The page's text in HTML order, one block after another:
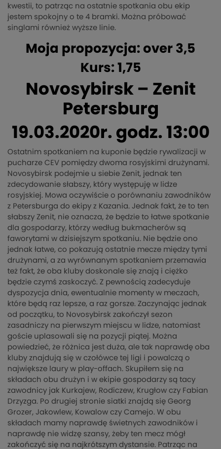
kwestii, to patrząc na ostatnie spotkania obu ekip
jestem spokojny o te 4 bramki. Można próbować
singlami również wyższe linie.
Moja propozycja: over 3,5
Kurs: 1,75
Novosybirsk – Zenit
Petersburg
19.03.2020r. godz. 13:00
Ostatnim spotkaniem na kuponie będzie rywalizacji w
pucharze CEV pomiędzy dwoma rosyjskimi drużynami.
Novosybirsk podejmie u siebie Zenit, jednak ten
zdecydowanie słabszy, który występuję w lidze
rosyjskiej. Mowa oczywiście o porównaniu zawodników
z Petersburga do ekipy z Kazania. Jednak fakt, że to ten
słabszy Zenit, nie oznacza, że będzie to łatwe spotkanie
dla gospodarzy, którzy według bukmacherów są
faworytami w dzisiejszym spotkaniu. Nie będzie ono
jednak łatwe, co pokazują ostatnie mecze między tymi
drużynami, a za wyrównanym spotkaniem przemawia
też fakt, że oba kluby doskonale się znają i ciężko
będzie czymś zaskoczyć. Z pewnością zadecyduje
dyspozycja dnia, ewentualnie momenty w meczach,
które będą raz lepsze, a raz gorsze. Zaczynając jednak
od początku, to Novosybirsk zakończył sezon
zasadniczy na pierwszym miejscu w lidze, natomiast
goście uplasowali się na pozycji piątej. Można
powiedzieć, że różnica jest duża, ale tak naprawdę oba
kluby znajdują się w czołówce tej ligi i powalczą o
największe laury w play-offach. Skupiłem się na
składach obu drużyn i w ekipie gospodarzy są tacy
zawodnicy jak Kurkajew, Rodiczew, Krugłow czy Fabian
Drzyzga. Po drugiej stronie siatki znajdą się Georg
Grozer, Jakowlew, Kowalow czy Camejo. W obu
składach mamy naprawdę świetnych zawodników i
naprawdę nie widzę szansy, żeby ten mecz mógł
zakończyć się na najkrótszym dystansie. Patrząc na